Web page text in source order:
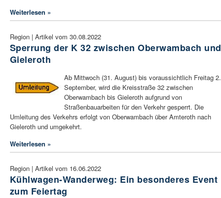
Weiterlesen »
Region | Artikel vom 30.08.2022
Sperrung der K 32 zwischen Oberwambach und
Gieleroth
Ab Mittwoch (31. August) bis voraussichtlich Freitag 2.
September, wird die Kreisstraße 32 zwischen
Oberwambach bis Gieleroth aufgrund von
Straßenbauarbeiten für den Verkehr gesperrt. Die
Umleitung des Verkehrs erfolgt von Oberwambach über Amteroth nach
Gieleroth und umgekehrt.
Weiterlesen »
Region | Artikel vom 16.06.2022
Kühlwagen-Wanderweg: Ein besonderes Event
zum Feiertag